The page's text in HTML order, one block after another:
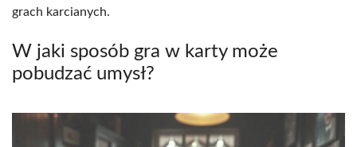
grach karcianych.
W jaki sposób gra w karty może
pobudzać umysł?